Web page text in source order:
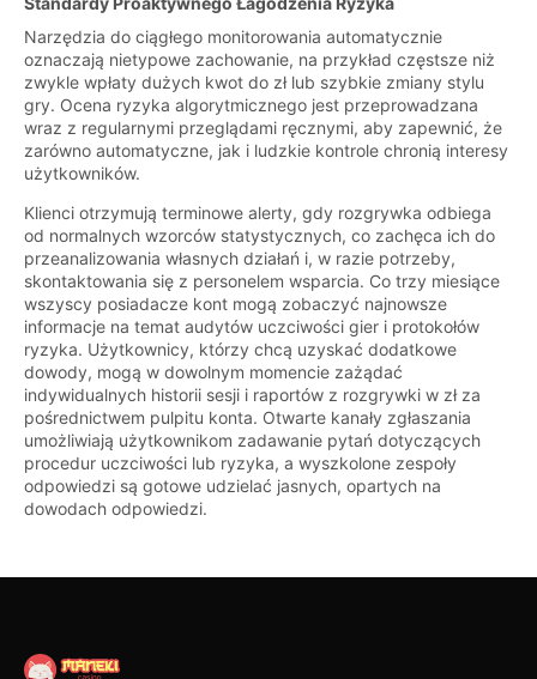
Narzędzia do ciągłego monitorowania automatycznie
oznaczają nietypowe zachowanie, na przykład częstsze niż
zwykle wpłaty dużych kwot do zł lub szybkie zmiany stylu
gry. Ocena ryzyka algorytmicznego jest przeprowadzana
wraz z regularnymi przeglądami ręcznymi, aby zapewnić, że
zarówno automatyczne, jak i ludzkie kontrole chronią interesy
użytkowników.
Klienci otrzymują terminowe alerty, gdy rozgrywka odbiega
od normalnych wzorców statystycznych, co zachęca ich do
przeanalizowania własnych działań i, w razie potrzeby,
skontaktowania się z personelem wsparcia. Co trzy miesiące
wszyscy posiadacze kont mogą zobaczyć najnowsze
informacje na temat audytów uczciwości gier i protokołów
ryzyka. Użytkownicy, którzy chcą uzyskać dodatkowe
dowody, mogą w dowolnym momencie zażądać
indywidualnych historii sesji i raportów z rozgrywki w zł za
pośrednictwem pulpitu konta. Otwarte kanały zgłaszania
umożliwiają użytkownikom zadawanie pytań dotyczących
procedur uczciwości lub ryzyka, a wyszkolone zespoły
odpowiedzi są gotowe udzielać jasnych, opartych na
dowodach odpowiedzi.